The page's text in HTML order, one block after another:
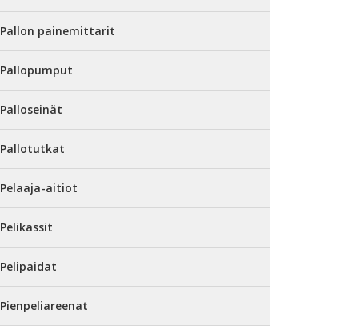
Pallon painemittarit
Pallopumput
Palloseinät
Pallotutkat
Pelaaja-aitiot
Pelikassit
Pelipaidat
Pienpeliareenat